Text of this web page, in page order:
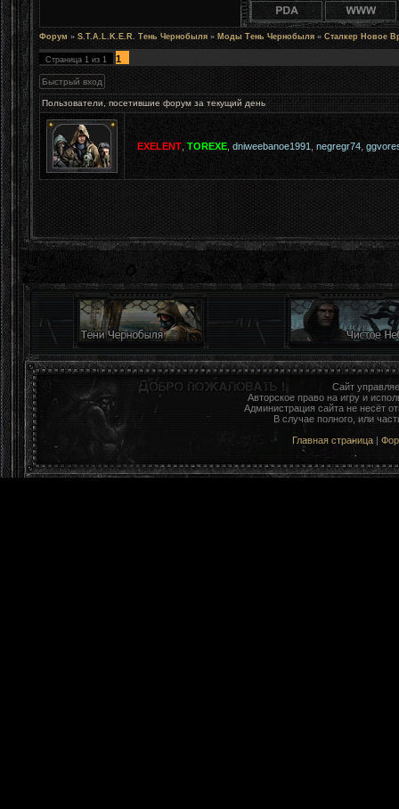
Форум » S.T.A.L.K.E.R. Тень Чернобыля » Моды Тень Чернобыля » Сталкер Новое
Страница 1 из 1 1
Пользователи, посетившие форум за текущий день
EXELENT ,TOREXE dniweebanoe1991 ,negregr74
Сайт
Авторское право на игру и
Администрация сайта не несёт
В случае полного, или
Главная страница |